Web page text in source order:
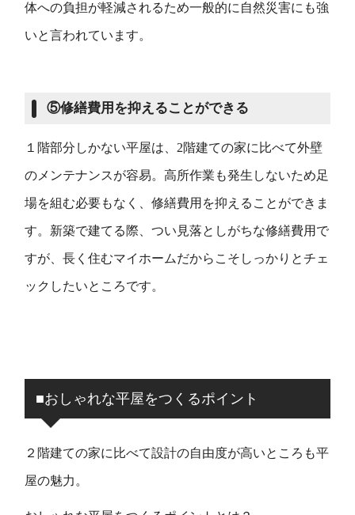
体への負担が軽減されるため一般的に自然災害にも強
いと言われています。
⑤修繕費用を抑えることができる
１階部分しかない平屋は、2階建ての家に比べて外壁
のメンテナンスが容易。高所作業も発生しないため足
場を組む必要もなく、修繕費用を抑えることができま
す。新築で建てる際、つい見落としがちな修繕費用で
すが、長く住むマイホームだからこそしっかりとチェ
ックしたいところです。
■おしゃれな平屋をつくるポイント
２階建ての家に比べて設計の自由度が高いところも平
屋の魅力。